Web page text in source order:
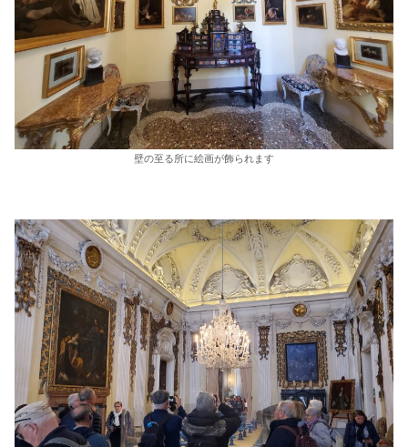
壁の至る所に絵画が飾られます